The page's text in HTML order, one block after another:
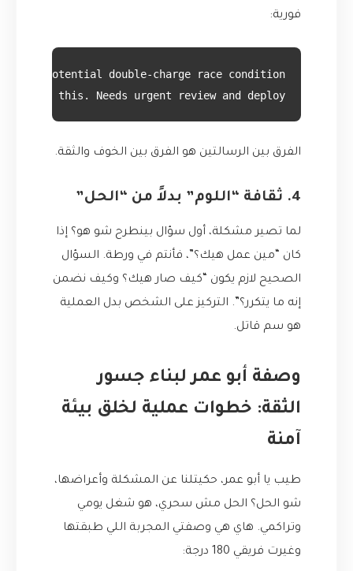
فورية:
this. Needs urgent review and deploy."
الفرق بين الرسالتين هو الفرق بين الخوف والثقة.
4. ثقافة “اللوم” بدلاً من “الحل”
لما تصير مشكلة، أول سؤال بينطرح شو هو؟ إذا
كان “مين عمل هيك؟”، فأنتم في ورطة. السؤال
الصحيح لازم يكون “كيف صار هيك؟ وكيف نضمن
إنه ما يتكرر؟”. التركيز على الشخص بدل العملية
هو سم قاتل.
وصفة أبو عمر لبناء جسور
الثقة: خطوات عملية لخلق بيئة
آمنة
طيب يا أبو عمر، حكيتلنا عن المشكلة وأعراضها،
شو الحل؟ الحل مش سحري، هو شغل يومي
وتراكمي. هاي هي وصفتي المجربة اللي طبقتها
وغيرت فريقي 180 درجة: